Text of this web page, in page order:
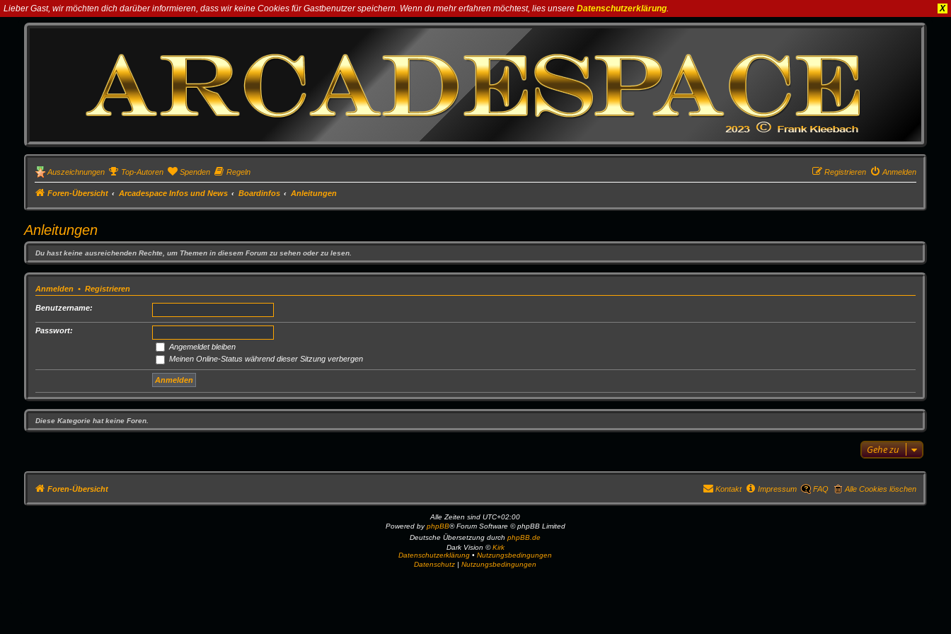
Lieber Gast, wir möchten dich darüber informieren, dass wir keine Cookies für Gastbenutzer speichern. Wenn du mehr erfahren möchtest, lies unsere Datenschutzerklärung. X
Auszeichnungen Top-Autoren Spenden Regeln Anmelden
Registrieren
Foren-Übersicht Arcadespace Infos und News Boardinfos Anleitungen
Anleitungen
Du hast keine ausreichenden Rechte, um Themen in diesem Forum zu sehen oder zu lesen.
Anmelden• Registrieren
Benutzername:
Passwort:
Angemeldet bleiben
Meinen Online-Status während dieser Sitzung verbergen
Diese Kategorie hat keine Foren.
Gehe zu
Foren-Übersicht Alle Cookies löschen
FAQ
Impressum
Kontakt
Alle Zeiten sindUTC+02:00
Powered byphpBB® Forum Software © phpBB Limited
Deutsche Übersetzung durchphpBB.de
Dark Vision ©Kirk
Datenschutzerklärung •Nutzungsbedingungen
Datenschutz |Nutzungsbedingungen